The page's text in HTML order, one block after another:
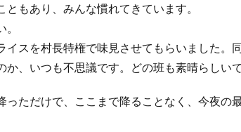
ともあり、みんな慣れてきています。
イスを村長特権で味見させてもらいました。
か、いつも不思議です。どの班も素晴らしい
っただけで、ここまで降ることなく、今夜の